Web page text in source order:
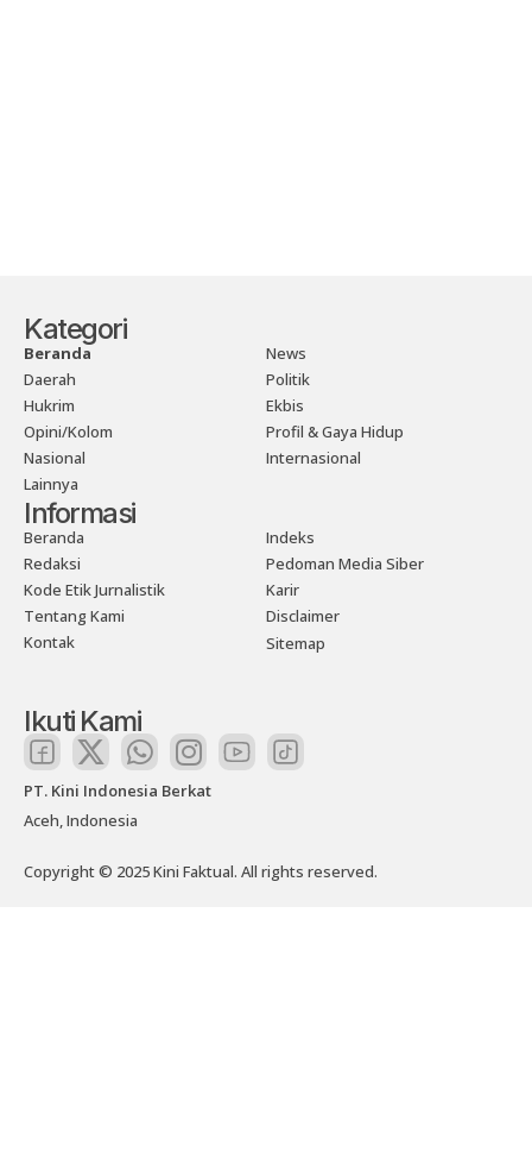
Kategori
Beranda
News
Daerah
Politik
Hukrim
Ekbis
Opini/Kolom
Profil & Gaya Hidup
Nasional
Internasional
Lainnya
Informasi
Beranda
Indeks
Redaksi
Pedoman Media Siber
Kode Etik Jurnalistik
Karir
Tentang Kami
Disclaimer
Kontak
Sitemap
Ikuti Kami
PT. Kini Indonesia Berkat
Aceh, Indonesia
Copyright © 2025 Kini Faktual. All rights reserved.